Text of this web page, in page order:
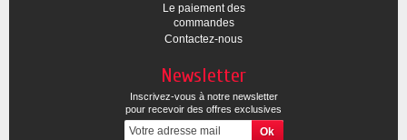
Le paiement des
commandes
Contactez-nous
Newsletter
Inscrivez-vous à notre newsletter
pour recevoir des offres exclusives